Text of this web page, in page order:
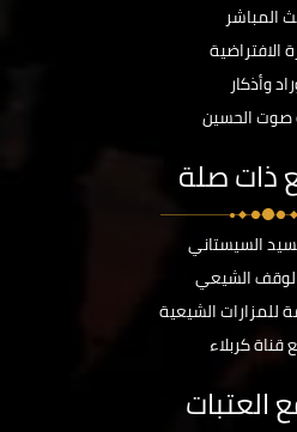
المباشر
الافتراضية
وأذكار
صوت الحسين
ذات صلة
السيستاني
الشيعي
للمزارات الشيعية
كربلاء
العتبات